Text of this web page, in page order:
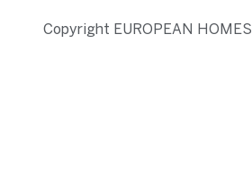
Copyright EUROPEAN